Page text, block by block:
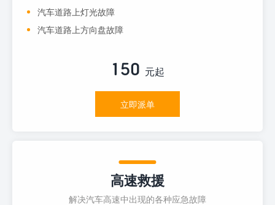
汽车道路上灯光故障
汽车道路上方向盘故障
150 元起
立即派单
高速救援
解决汽车高速中出现的各种应急故障